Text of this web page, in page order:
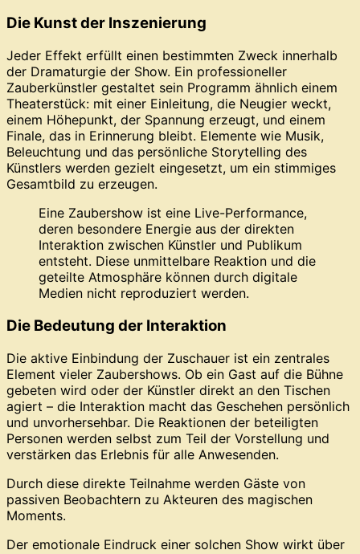
Die Kunst der Inszenierung
Jeder Effekt erfüllt einen bestimmten Zweck innerhalb
der Dramaturgie der Show. Ein professioneller
Zauberkünstler gestaltet sein Programm ähnlich einem
Theaterstück: mit einer Einleitung, die Neugier weckt,
einem Höhepunkt, der Spannung erzeugt, und einem
Finale, das in Erinnerung bleibt. Elemente wie Musik,
Beleuchtung und das persönliche Storytelling des
Künstlers werden gezielt eingesetzt, um ein stimmiges
Gesamtbild zu erzeugen.
Eine Zaubershow ist eine Live-Performance,
deren besondere Energie aus der direkten
Interaktion zwischen Künstler und Publikum
entsteht. Diese unmittelbare Reaktion und die
geteilte Atmosphäre können durch digitale
Medien nicht reproduziert werden.
Die Bedeutung der Interaktion
Die aktive Einbindung der Zuschauer ist ein zentrales
Element vieler Zaubershows. Ob ein Gast auf die Bühne
gebeten wird oder der Künstler direkt an den Tischen
agiert – die Interaktion macht das Geschehen persönlich
und unvorhersehbar. Die Reaktionen der beteiligten
Personen werden selbst zum Teil der Vorstellung und
verstärken das Erlebnis für alle Anwesenden.
Durch diese direkte Teilnahme werden Gäste von
passiven Beobachtern zu Akteuren des magischen
Moments.
Der emotionale Eindruck einer solchen Show wirkt über